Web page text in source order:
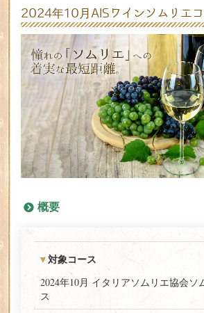
2024年10月AISワインソムリエ
概要
対象コース
2024年10月 イタリアソムリエ協会ソ
ス